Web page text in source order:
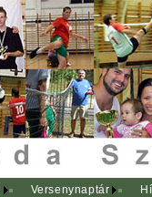
Versenynaptár